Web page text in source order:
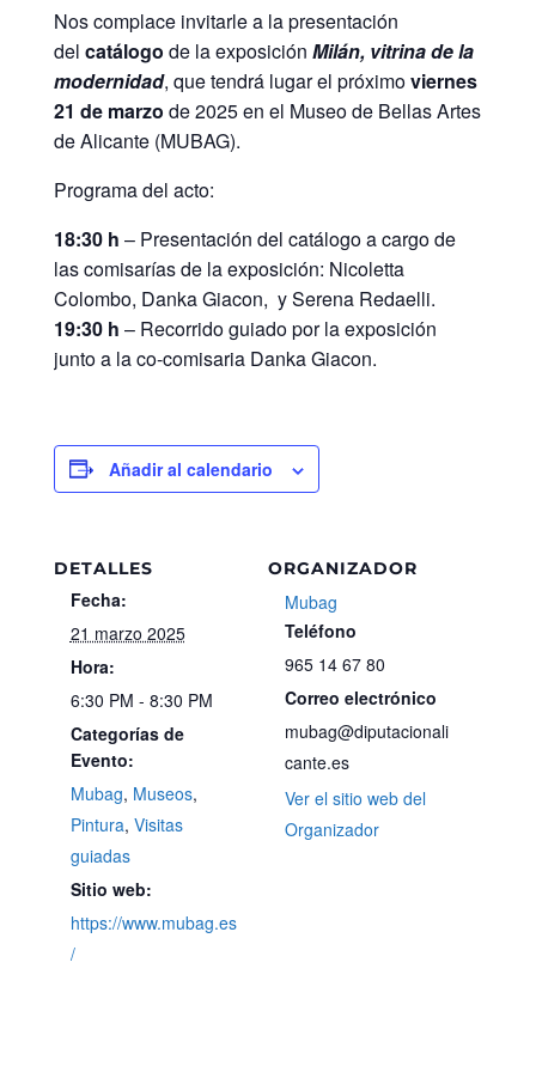
Nos complace invitarle a la presentación
del catálogo de la exposición Milán, vitrina de la
modernidad, que tendrá lugar el próximoviernes
21 de marzo de 2025 en el Museo de Bellas Artes
de Alicante (MUBAG).
Programa del acto:
18:30 h – Presentación del catálogo a cargo de
las comisarías de la exposición: Nicoletta
Colombo, Danka Giacon, y Serena Redaelli.
19:30 h – Recorrido guiado por la exposición
junto a la co-comisaria Danka Giacon.
Añadir al calendario
DETALLES
Fecha:
21 marzo 2025
Hora:
6:30 PM - 8:30 PM
Categorías de
Evento:
Mubag, Museos,
Pintura, Visitas
guiadas
Sitio web:
https://www.mubag.es
/
ORGANIZADOR
Mubag
Teléfono
965 14 67 80
Correo electrónico
mubag@diputacionali
cante.es
Ver el sitio web del
Organizador